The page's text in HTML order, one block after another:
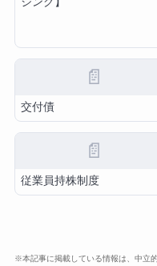
📄
交付債
📄
従業員持株制度
※本記事に掲載している情報は、中立